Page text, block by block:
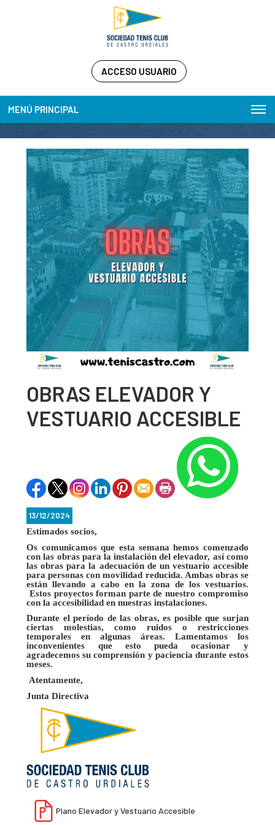
ACCESO USUARIO
MENÚ PRINCIPAL
OBRAS ELEVADOR Y
VESTUARIO ACCESIBLE
13/12/2024
Estimados socios,
Os comunicamos que esta semana hemos comenzado
con las obras para la instalación del elevador, así como
las obras para la adecuación de un vestuario accesible
para personas con movilidad reducida. Ambas obras se
están llevando a cabo en la zona de los vestuarios.
Estos proyectos forman parte de nuestro compromiso
con la accesibilidad en nuestras instalaciones.
Durante el período de las obras, es posible que surjan
ciertas molestias, como ruidos o restricciones
temporales en algunas áreas. Lamentamos los
inconvenientes que esto pueda ocasionar y
agradecemos su comprensión y paciencia durante estos
meses.
Atentamente,
Junta Directiva
Plano Elevador y Vestuario Accesible